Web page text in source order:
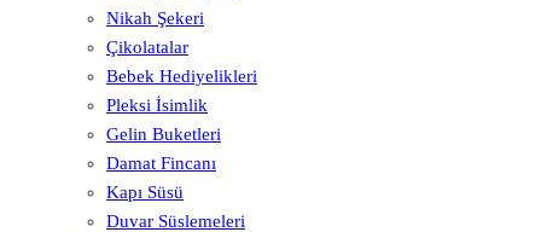
Nikah Şekeri
Çikolatalar
Bebek Hediyelikleri
Pleksi İsimlik
Gelin Buketleri
Damat Fincanı
Kapı Süsü
Duvar Süslemeleri